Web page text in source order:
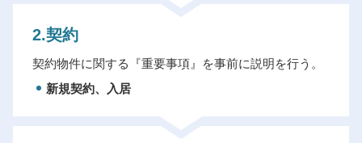
2.契約
契約物件に関する『重要事項』を事前に説明を行う。
新規契約、入居